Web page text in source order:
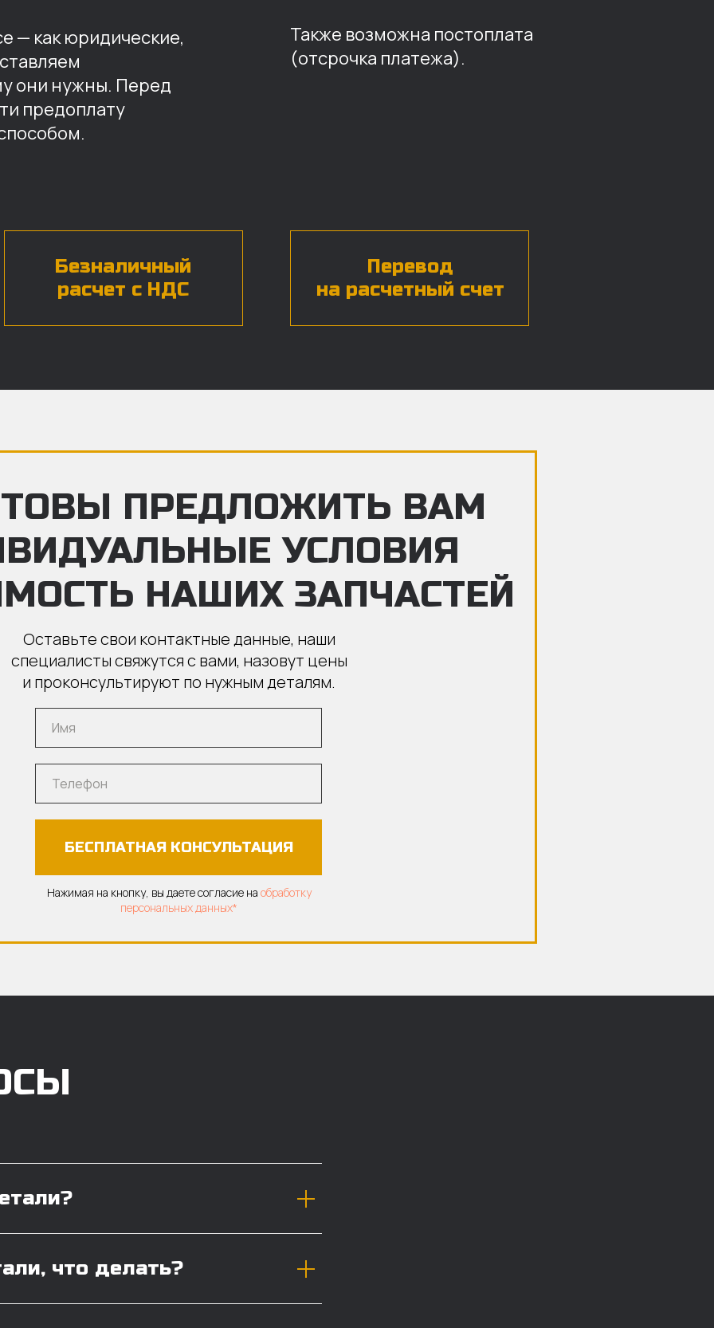
Безналичный
расчет с НДС
Перевод
на расчетный счет
— как юридические,
они нужны. Перед
предоплату
Также возможна постоплата
(отсрочка платежа).
ПРЕДЛОЖИТЬ ВАМ
УСЛОВИЯ
НАШИХ ЗАПЧАСТЕЙ
Оставьте свои контактные данные, наши
специалисты свяжутся с вами, назовут цены
и проконсультируют по нужным деталям.
БЕСПЛАТНАЯ КОНСУЛЬТАЦИЯ
Нажимая на кнопку, вы даете согласие на обработку
персональных данных*
что делать?